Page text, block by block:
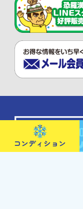
コンディション